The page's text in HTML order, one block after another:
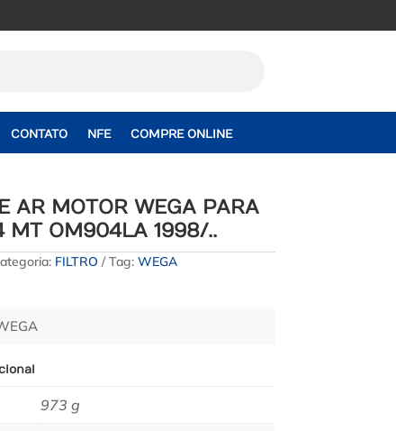
CONTATO NFE COMPRE ONLINE
AR MOTOR WEGA PARA
MT OM904LA 1998/..
FILTRO Tag: WEGA
973 g